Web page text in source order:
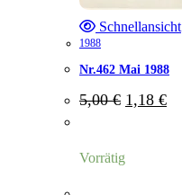
Schnellansicht
1988
Nr.462 Mai 1988
5,00€
Preis
1,18 €
Vorrätig